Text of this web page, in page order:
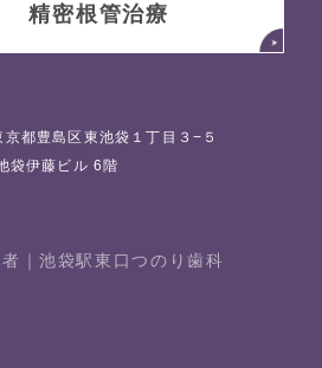
精密根管治療
都豊島区東池袋１丁目３−５
袋伊藤ビル 6階
｜池袋駅東⼝つのり⻭科